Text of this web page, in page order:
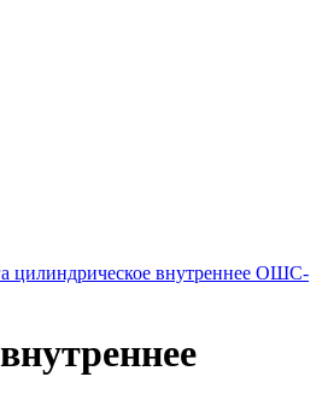
цилиндрическое внутреннее ОШС-